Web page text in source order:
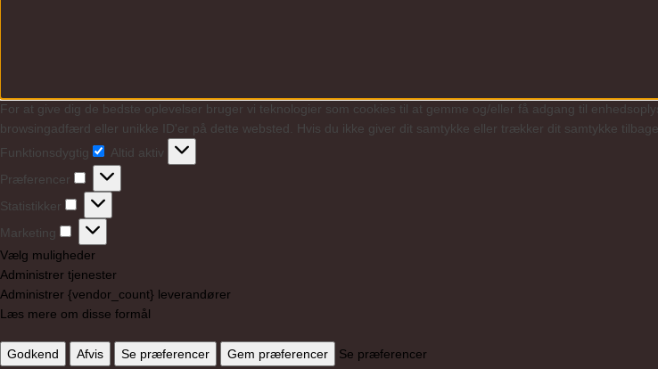
For at give dig de bedste oplevelser bruger vi teknologier som cookies til at gemme og/eller få adgang til
browsingadfærd eller unikke ID'er på dette websted. Hvis du ikke giver dit samtykke eller trækker dit samtykke
Funktionsdygtig
Funktionsdygtig
Altid aktiv
Præferencer
Præferencer
Statistikker
Statistikker
Marketing
Marketing
Vælg muligheder
Administrer tjenester
Administrer {vendor_count} leverandører
Læs mere om disse formål
Godkend Afvis Se præferencer Gem præferencer Se præferencer